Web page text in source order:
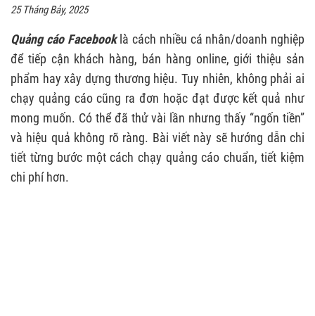
25 Tháng Bảy, 2025
Quảng cáo Facebooklà cách nhiều cá nhân/doanh nghiệp
để tiếp cận khách hàng, bán hàng online, giới thiệu sản
phẩm hay xây dựng thương hiệu. Tuy nhiên, không phải ai
chạy quảng cáo cũng ra đơn hoặc đạt được kết quả như
mong muốn. Có thể đã thử vài lần nhưng thấy “ngốn tiền”
và hiệu quả không rõ ràng. Bài viết này sẽ hướng dẫn chi
tiết từng bước một cách chạy quảng cáo chuẩn, tiết kiệm
chi phí hơn.